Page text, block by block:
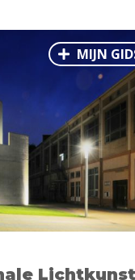
MIJN
Lichtkunst